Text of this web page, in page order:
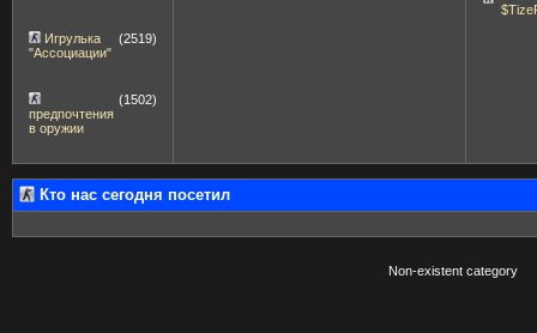
Игрулька
"Ассоциации"
(2519)
предпочтения
в оружии
(1502)
Кто нас сегодня посетил
Non-existent category